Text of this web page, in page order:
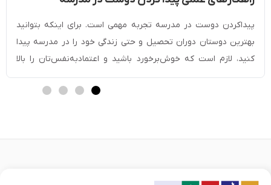
[مخصوص دانش آموزان]
پیداکردن دوست در مدرسه تجربه مهمی است. برای اینکه بتوانید
بهترین دوستان دوران تحصیل و حتی زندگی خود را در مدرسه پیدا
کنید، لازم است که خوش‌برخورد باشید و اعتمادبه‌نفس‌تان را بالا
ببرید. با صحبت‌کردن با دیگران، لبخند‌زدن و داشتن چهره‌ای گشاده
می‌توانید به‌راحتی دوست پیدا کنید. شرکت در فعالیت‌های گروهی یا